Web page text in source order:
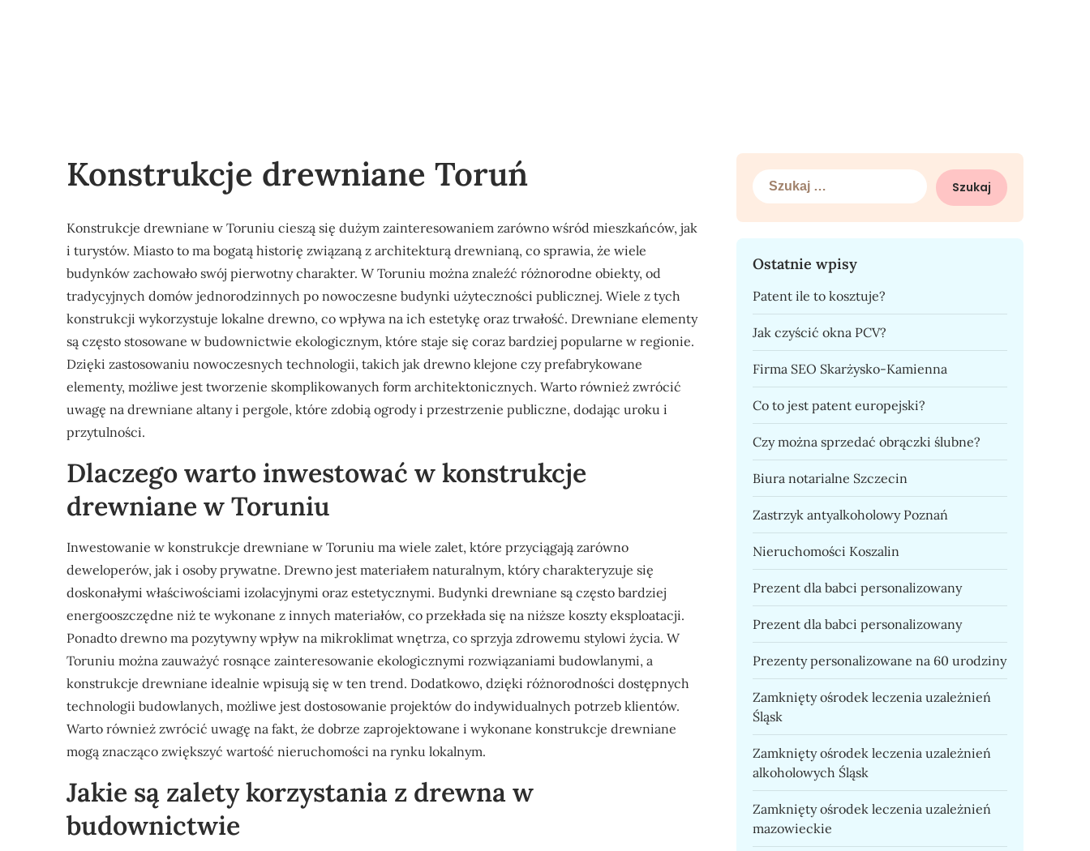
Konstrukcje drewniane Toruń
Konstrukcje drewniane w Toruniu cieszą się dużym zainteresowaniem zarówno wśród mieszkańców, jak
i turystów. Miasto to ma bogatą historię związaną z architekturą drewnianą, co sprawia, że wiele
budynków zachowało swój pierwotny charakter. W Toruniu można znaleźć różnorodne obiekty, od
tradycyjnych domów jednorodzinnych po nowoczesne budynki użyteczności publicznej. Wiele z tych
konstrukcji wykorzystuje lokalne drewno, co wpływa na ich estetykę oraz trwałość. Drewniane elementy
są często stosowane w budownictwie ekologicznym, które staje się coraz bardziej popularne w regionie.
Dzięki zastosowaniu nowoczesnych technologii, takich jak drewno klejone czy prefabrykowane
elementy, możliwe jest tworzenie skomplikowanych form architektonicznych. Warto również zwrócić
uwagę na drewniane altany i pergole, które zdobią ogrody i przestrzenie publiczne, dodając uroku i
przytulności.
Dlaczego warto inwestować w konstrukcje
drewniane w Toruniu
Inwestowanie w konstrukcje drewniane w Toruniu ma wiele zalet, które przyciągają zarówno
deweloperów, jak i osoby prywatne. Drewno jest materiałem naturalnym, który charakteryzuje się
doskonałymi właściwościami izolacyjnymi oraz estetycznymi. Budynki drewniane są często bardziej
energooszczędne niż te wykonane z innych materiałów, co przekłada się na niższe koszty eksploatacji.
Ponadto drewno ma pozytywny wpływ na mikroklimat wnętrza, co sprzyja zdrowemu stylowi życia. W
Toruniu można zauważyć rosnące zainteresowanie ekologicznymi rozwiązaniami budowlanymi, a
konstrukcje drewniane idealnie wpisują się w ten trend. Dodatkowo, dzięki różnorodności dostępnych
technologii budowlanych, możliwe jest dostosowanie projektów do indywidualnych potrzeb klientów.
Warto również zwrócić uwagę na fakt, że dobrze zaprojektowane i wykonane konstrukcje drewniane
mogą znacząco zwiększyć wartość nieruchomości na rynku lokalnym.
Jakie są zalety korzystania z drewna w
budownictwie
Szukaj:
Ostatnie wpisy
Patent ile to kosztuje?
Jak czyścić okna PCV?
Firma SEO Skarżysko-Kamienna
Co to jest patent europejski?
Czy można sprzedać obrączki ślubne?
Biura notarialne Szczecin
Zastrzyk antyalkoholowy Poznań
Nieruchomości Koszalin
Prezent dla babci personalizowany
Prezent dla babci personalizowany
Prezenty personalizowane na 60 urodziny
Zamknięty ośrodek leczenia uzależnień
Śląsk
Zamknięty ośrodek leczenia uzależnień
alkoholowych Śląsk
Zamknięty ośrodek leczenia uzależnień
mazowieckie